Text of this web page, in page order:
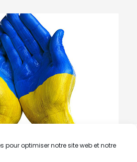
pour optimiser notre site web et notre